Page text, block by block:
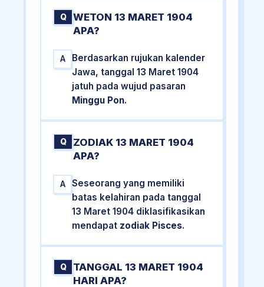
Q
WETON 13 MARET 1904
APA?
A
Berdasarkan rujukan kalender
Jawa, tanggal 13 Maret 1904
jatuh pada wujud pasaran
Minggu Pon.
Q
ZODIAK 13 MARET 1904
APA?
A
Seseorang yang memiliki
batas kelahiran pada tanggal
13 Maret 1904 diklasifikasikan
mendapat zodiak Pisces.
Q
TANGGAL 13 MARET 1904
HARI APA?